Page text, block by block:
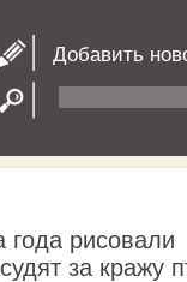
Добавить
года рисовали
за кражу